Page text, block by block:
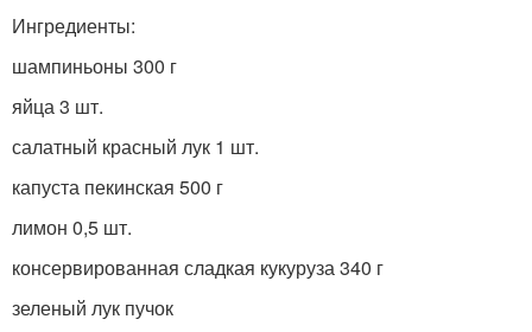
Ингредиенты:
шампиньоны 300 г
яйца 3 шт.
салатный красный лук 1 шт.
капуста пекинская 500 г
лимон 0,5 шт.
консервированная сладкая кукуруза 340 г
зеленый лук пучок